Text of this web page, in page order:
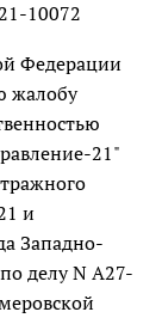
10072
Федерации
жалобу
21"
и
Западно-
делу N А27-